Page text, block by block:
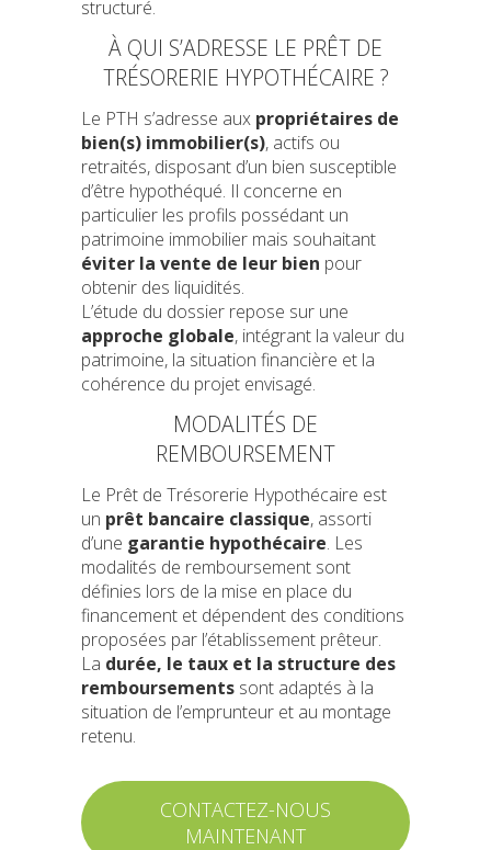
structuré.
À QUI S’ADRESSE LE PRÊT DE
TRÉSORERIE HYPOTHÉCAIRE ?
Le PTH s’adresse aux propriétaires de
bien(s) immobilier(s), actifs ou
retraités, disposant d’un bien susceptible
d’être hypothéqué. Il concerne en
particulier les profils possédant un
patrimoine immobilier mais souhaitant
éviter la vente de leur bien pour
obtenir des liquidités.
L’étude du dossier repose sur une
approche globale, intégrant la valeur du
patrimoine, la situation financière et la
cohérence du projet envisagé.
MODALITÉS DE
REMBOURSEMENT
Le Prêt de Trésorerie Hypothécaire est
un prêt bancaire classique, assorti
d’une garantie hypothécaire. Les
modalités de remboursement sont
définies lors de la mise en place du
financement et dépendent des conditions
proposées par l’établissement prêteur.
La durée, le taux et la structure des
remboursements sont adaptés à la
situation de l’emprunteur et au montage
retenu.
CONTACTEZ-NOUS
MAINTENANT